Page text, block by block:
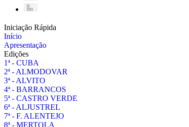
Iniciação Rápida
Início
Apresentação
Edições
1ª - CUBA
2ª - ALMODOVAR
3ª - ALVITO
4ª - BARRANCOS
5ª - CASTRO VERDE
6ª - ALJUSTREL
7ª - F. ALENTEJO
8ª - MERTOLA